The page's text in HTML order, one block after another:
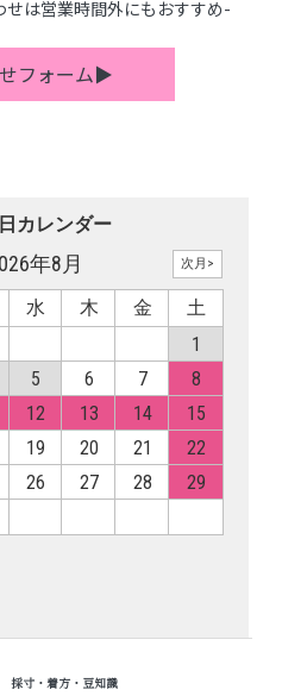
は営業時間外にもおすすめ-
フォーム▶
採寸・着方・豆知識